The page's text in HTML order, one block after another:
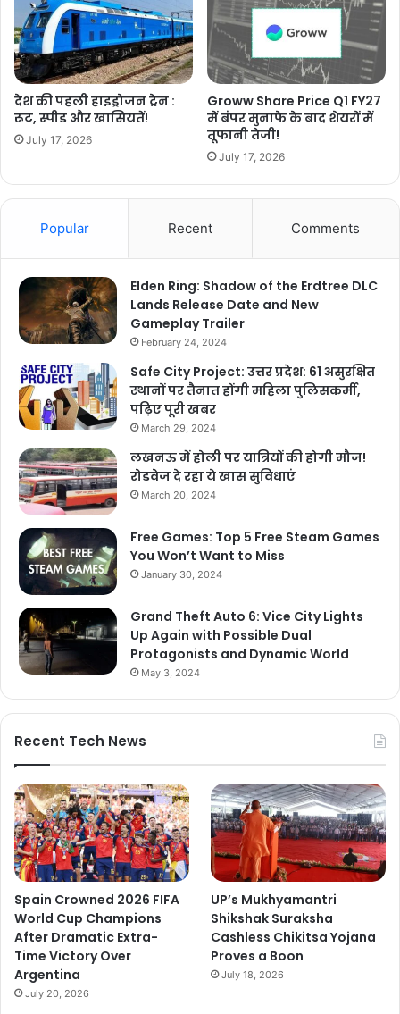
देश की पहली हाइड्रोजन ट्रेन :
रूट, स्पीड और खासियतें!
July 17, 2026
Groww Share Price Q1 FY27
में बंपर मुनाफे के बाद शेयरों में
तूफानी तेजी!
July 17, 2026
Popular Recent Comments
Elden Ring: Shadow of the Erdtree DLC
Lands Release Date and New
Gameplay Trailer
February 24, 2024
Safe City Project: उत्तर प्रदेश: 61 असुरक्षित
स्थानों पर तैनात होंगी महिला पुलिसकर्मी,
पढ़िए पूरी खबर
March 29, 2024
लखनऊ में होली पर यात्रियों की होगी मौज!
रोडवेज दे रहा ये खास सुविधाएं
March 20, 2024
Free Games: Top 5 Free Steam Games
You Won’t Want to Miss
January 30, 2024
Grand Theft Auto 6: Vice City Lights
Up Again with Possible Dual
Protagonists and Dynamic World
May 3, 2024
Recent Tech News
Spain Crowned 2026 FIFA
World Cup Champions
After Dramatic Extra-
Time Victory Over
Argentina
July 20, 2026
UP’s Mukhyamantri
Shikshak Suraksha
Cashless Chikitsa Yojana
Proves a Boon
July 18, 2026